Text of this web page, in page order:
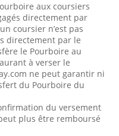
aux coursiers
directement par
coursier n’est pas
directement par le
le Pourboire au
à verser le
ne peut garantir ni
du Pourboire du
du versement
plus être remboursé